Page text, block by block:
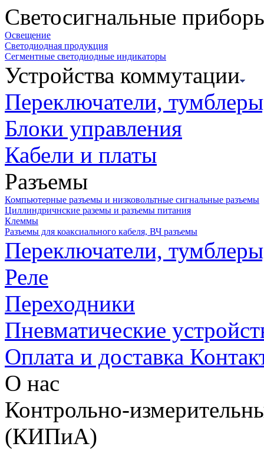
Светосигнальные
Освещение
Светодиодная продукция
Сегментные светодиодные индикаторы
Устройства коммутации
Переключатели,
Блоки управления
Кабели и платы
Разъемы
Компьютерные разъемы и низковольтные сигнальные разъемы
Циллиндричнские раземы и разъемы питания
Клеммы
Разъемы для коаксиального кабеля, ВЧ разъемы
Переключатели,
Реле
Переходники
Пневматические
Оплата и доставка
О нас
Контрольно-
(КИПиА)